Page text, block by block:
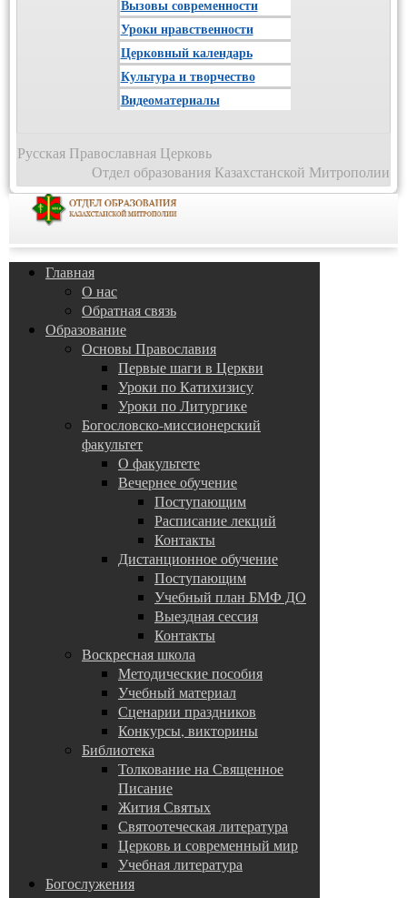
Вызовы современности
Уроки нравственности
Церковный календарь
Культура и творчество
Видеоматериалы
Русская Православная Церковь
Отдел образования Казахстанской Митрополии
Главная
О нас
Обратная связь
Образование
Основы Православия
Первые шаги в Церкви
Уроки по Катихизису
Уроки по Литургике
Богословско-миссионерский
факультет
О факультете
Вечернее обучение
Поступающим
Расписание лекций
Контакты
Дистанционное обучение
Поступающим
Учебный план БМФ ДО
Выездная сессия
Контакты
Воскресная школа
Методические пособия
Учебный материал
Сценарии праздников
Конкурсы, викторины
Библиотека
Толкование на Священное
Писание
Жития Святых
Святоотеческая литература
Церковь и современный мир
Учебная литература
Богослужения